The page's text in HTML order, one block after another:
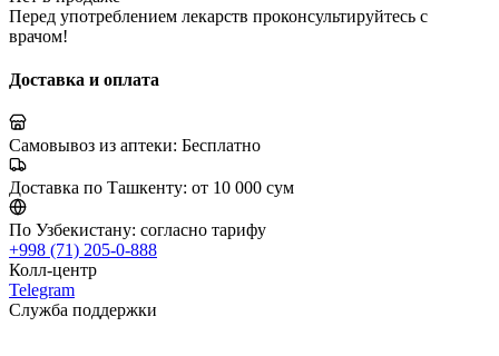
Перед употреблением лекарств проконсультируйтесь с
врачом!
Доставка и оплата
Самовывоз из аптеки: Бесплатно
Доставка по Ташкенту: от 10 000 сум
По Узбекистану: согласно тарифу
+998 (71) 205-0-888
Колл-центр
Telegram
Служба поддержки